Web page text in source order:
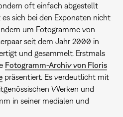
oft einfach abgestellt
sich bei den Exponaten nicht
um Fotogramme von
seit dem Jahr 2000 in
und gesammelt. Erstmals
Fotogramm-Archiv von Floris
präsentiert. Es verdeutlicht mit
Werken und
in seiner medialen und